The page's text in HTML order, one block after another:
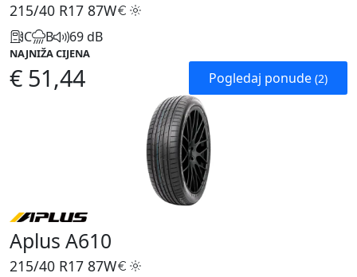
215/40 R17 87W
C B 69 dB
NAJNIŽA CIJENA
€ 51,44 Pogledaj ponude (2)
Aplus A610
215/40 R17 87W